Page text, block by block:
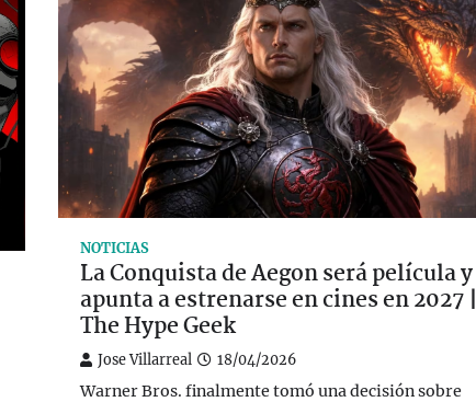
NOTICIAS
La Conquista de Aegon será película y
apunta a estrenarse en cines en 2027 |
The Hype Geek
Jose Villarreal 18/04/2026
Warner Bros. finalmente tomó una decisión sobre